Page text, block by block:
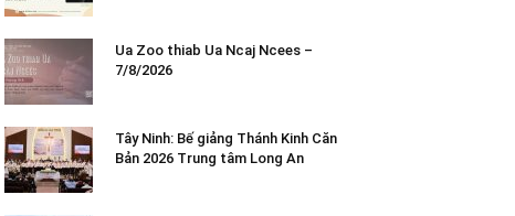
Ua Zoo thiab Ua Ncaj Ncees –
7/8/2026
Tây Ninh: Bế giảng Thánh Kinh Căn
Bản 2026 Trung tâm Long An